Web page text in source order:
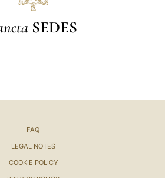
SEDES
FAQ
LEGAL NOTES
COOKIE POLICY